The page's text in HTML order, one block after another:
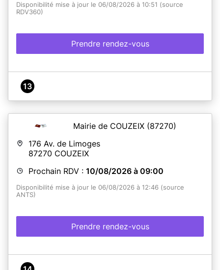
Disponibilité mise à jour le 06/08/2026 à 10:51 (source
RDV360)
Prendre rendez-vous
13
Mairie de COUZEIX (87270)
176 Av. de Limoges
87270 COUZEIX
Prochain RDV : 10/08/2026 à 09:00
Disponibilité mise à jour le 06/08/2026 à 12:46 (source
ANTS)
Prendre rendez-vous